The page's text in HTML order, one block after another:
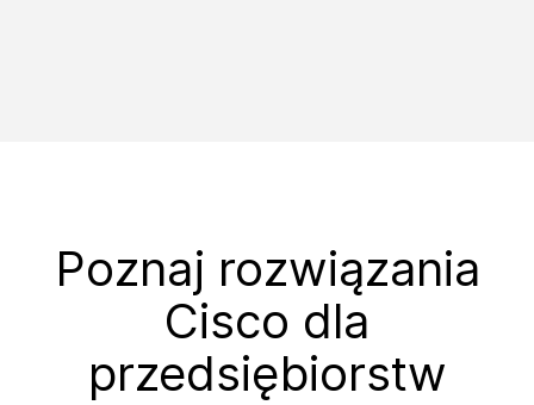
Poznaj rozwiązania
Cisco dla
przedsiębiorstw